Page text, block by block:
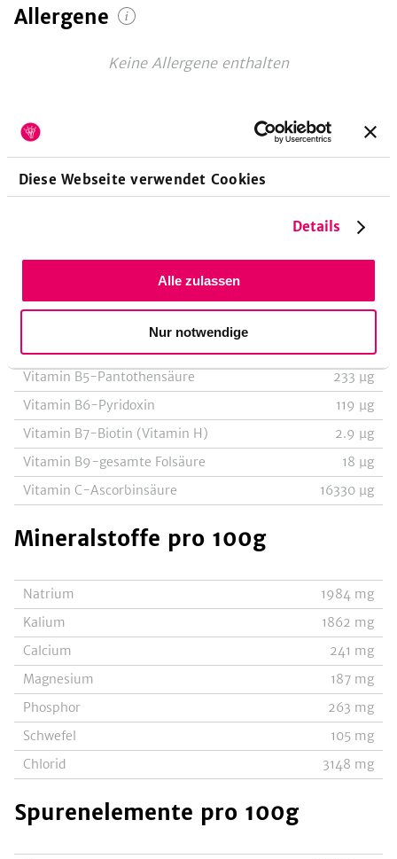
Diese Webseite verwendet Cookies
Details
Alle zulassen
Nur notwendige
Allergene
Keine Allergene enthalten
Vitamine pro 100g
2529
µg
Vitamin B1-Thiamin
207 µg
Vitamin B3-Niacinäquivalent
µg
Vitamin B5-Pantothensäure
233 µg
Vitamin B6-Pyridoxin
119 µg
Vitamin B7-Biotin (Vitamin H)
2.9 µg
Vitamin B9-gesamte Folsäure
18 µg
Vitamin C-Ascorbinsäure
16330 µg
Mineralstoffe pro 100g
Natrium 1984 mg
Kalium
1862 mg
Calcium
241 mg
Magnesium
187 mg
Phosphor
263 mg
Schwefel
105 mg
Chlorid
3148 mg
Spurenelemente pro 100g